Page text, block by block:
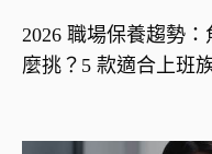
2026 職場保養趨勢
麼挑？5 款適合上班